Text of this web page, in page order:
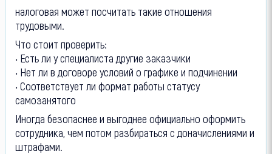
налоговая может посчитать такие отношения
трудовыми.
Что стоит проверить:
• Есть ли у специалиста другие заказчики
• Нет ли в договоре условий о графике и подчинении
• Соответствует ли формат работы статусу
самозанятого
Иногда безопаснее и выгоднее официально оформить
сотрудника, чем потом разбираться с доначислениями и
штрафами.